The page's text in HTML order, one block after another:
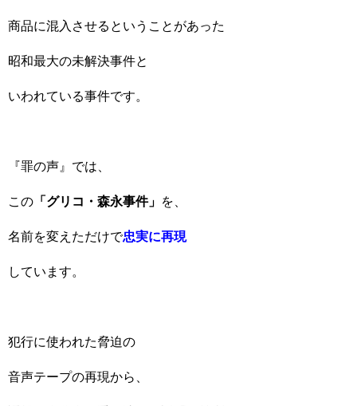
商品に混入させるということがあった
昭和最大の未解決事件と
いわれている事件です。
『罪の声』では、
この 「グリコ・森永事件」 を、
名前を変えただけで忠実に再現
しています。
犯行に使われた脅迫の
音声テープの再現から、